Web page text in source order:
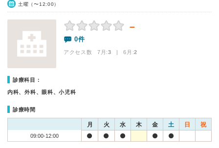
土曜（〜12:00）
－
0件
アクセス数 7月:3 | 6月:2
診療科目：
内科、外科、眼科、小児科
診療時間
月 火 水 木 金 土 日 祝
09:00-12:00